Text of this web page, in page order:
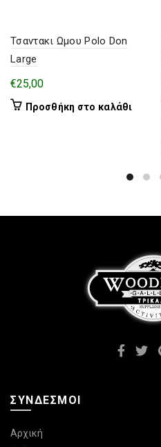
Τσαντακι Ωμου Polo Don
Large
€25,00
Προσθήκη στο καλάθι
ΣΎΝΔΕΣΜΟΙ
Αρχική